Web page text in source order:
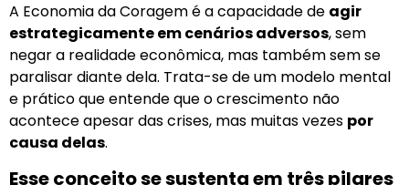
A Economia da Coragem é a capacidade de agir
estrategicamente em cenários adversos, sem
negar a realidade econômica, mas também sem se
paralisar diante dela. Trata-se de um modelo mental
e prático que entende que o crescimento não
acontece apesar das crises, mas muitas vezes por
causa delas.
Esse conceito se sustenta em três pilares